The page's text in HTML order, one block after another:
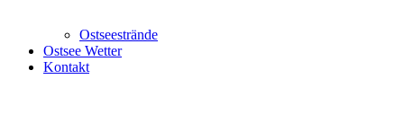
Ostseestrände
Ostsee Wetter
Kontakt